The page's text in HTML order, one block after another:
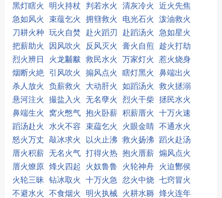
黑灯瞎火
明火持杖 判若水火 清灰冷火
近火先焦
急如风火
束蕴乞火 拥篲救火 电光石火
泼油救火
刀耕火种
玩火自焚 赴火蹈刃 赴蹈汤火
急如星火
把薪助火
因风吹火 反风灭火 膏火自煎
趁火打劫
烈火辨日
火龙黼黻 救民水火 万家灯火
惹火烧身
烟断火絶
引风吹火 搧风点火 瞎灯黑火
鼻端出火
杀人放火
负薪救火 大动肝火 如蹈汤火
救火拯溺
悬河注火
撮盐入火 无名孽火 烈火干柴 拯民水火
鼻端生火
窝火憋气 抱火卧薪 积薪厝火
十万火速
蹈汤赴火
水火不容 束藴乞火 火眼金睛 不通水火
怒火万丈
敲冰求火 以火止沸 救火扬沸
蹈火赴汤
厝火积薪 无名火气 打得火热 抱火厝薪 煽风点火
厝火燎原 烽火四起 火奴鲁鲁 火轮神舟
火迫酂侯
火轮三昧
钻冰取火 十万火急 忿火中烧 七窍冒火
不避水火
不食烟火 明火执械 火耕水耨 烽火连年